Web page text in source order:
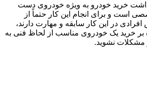
خودرو به ویژه خودروی دست
برای انجام این کار حتماً از
این کار سابقه و مهارت دارند،
یک خودروی مناسب از لحاظ فنی به
نشوید.